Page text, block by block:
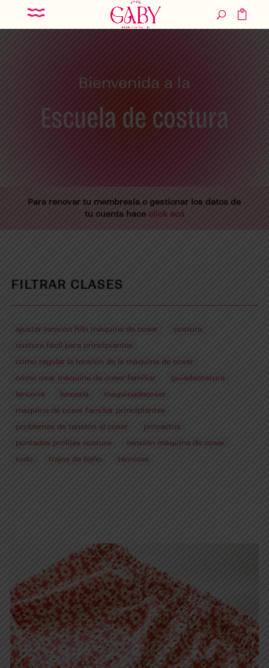
Bienvenida a la
Escuela de costura
Para renovar tu membresía o gestionar los datos de
tu cuenta hace click acá
FILTRAR CLASES
ajustar tensión hilo máquina de coser
costura
costura fácil para principiantes
cómo regular la tensión de la máquina de coser
cómo usar máquina de coser familiar
guiadecostura
lenceria
lencería
maquinadecoser
máquina de coser familiar principiantes
problemas de tensión al coser
proyectos
puntadas prolijas costura
tensión máquina de coser
todo
trajes de baño técnicas